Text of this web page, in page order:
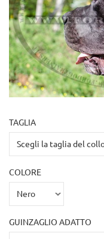
TAGLIA
COLORE
GUINZAGLIO ADATTO